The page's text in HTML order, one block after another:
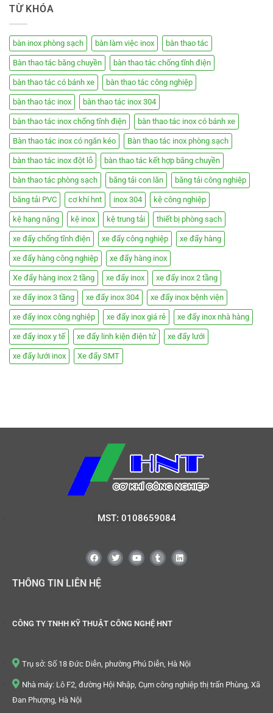
TỪ KHÓA
bàn inox phòng sạch bàn làm việc inox bàn thao tác
Bàn thao tác băng chuyền bàn thao tác chống tĩnh điện
bàn thao tác có bánh xe bàn thao tác công nghiệp
bàn thao tác inox bàn thao tác inox 304
bàn thao tác inox chống tĩnh điện bàn thao tác inox có bánh xe
Bàn thao tác inox có ngăn kéo Bàn thao tác inox phòng sạch
bàn thao tác inox đột lỗ bàn thao tác kết hợp băng chuyền
bàn thao tác phòng sạch băng tải con lăn băng tải công nghiệp
băng tải PVC cơ khí hnt inox 304 kệ công nghiệp
kệ hạng nặng kệ inox kệ trung tải thiết bị phòng sạch
xe đẩy chống tĩnh điện xe đẩy công nghiệp xe đẩy hàng
xe đẩy hàng công nghiệp xe đẩy hàng inox
Xe đẩy hàng inox 2 tầng xe đẩy inox xe đẩy inox 2 tầng
xe đẩy inox 3 tầng xe đẩy inox 304 xe đẩy inox bệnh viện
xe đẩy inox công nghiệp xe đẩy inox giá rẻ xe đẩy inox nhà hàng
xe đẩy inox y tế xe đẩy linh kiện điện tử xe đẩy lưới
xe đẩy lưới inox Xe đẩy SMT
MST: 0108659084
THÔNG TIN LIÊN HỆ
CÔNG TY TNHH KỸ THUẬT CÔNG NGHỆ HNT
Trụ sở: Số 18 Đức Diễn, phường Phú Diễn, Hà Nội
Nhà máy: Lô F2, đường Hội Nhập, Cụm công nghiệp thị trấn Phùng, Xã
Đan Phượng, Hà Nội